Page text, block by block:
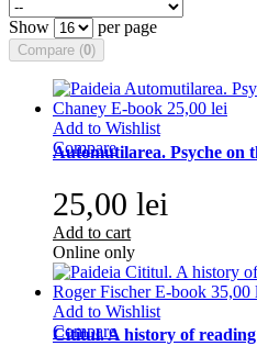
Show per page
Compare (0)
Add to Wishlist
Compare
Automutilarea. Psyche on
25,00 lei
Add to cart
Online only
Add to Wishlist
Compare
Cititul. A history of reading